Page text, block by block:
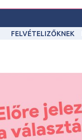
FELVÉTELIZŐKNEK